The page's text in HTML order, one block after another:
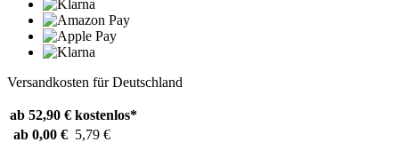
Versandkosten für Deutschland
ab 52,90 € kostenlos*
ab 0,00 € 5,79 €